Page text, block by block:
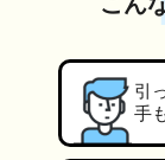
引
手